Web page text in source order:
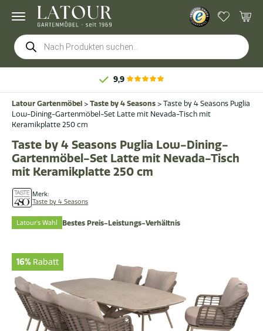
Products
search
9,9
Latour Gartenmöbel > Taste by 4 Seasons > Taste by 4 Seasons Puglia
Low-Dining-Gartenmöbel-Set Latte mit Nevada-Tisch mit
Keramikplatte 250 cm
Merk:
Taste by 4 Seasons
Taste by 4 Seasons Puglia Low-Dining-
Gartenmöbel-Set Latte mit Nevada-Tisch
mit Keramikplatte 250 cm
Latour's Wahl Bestes Preis-Leistungs-Verhältnis
16% Rabatt